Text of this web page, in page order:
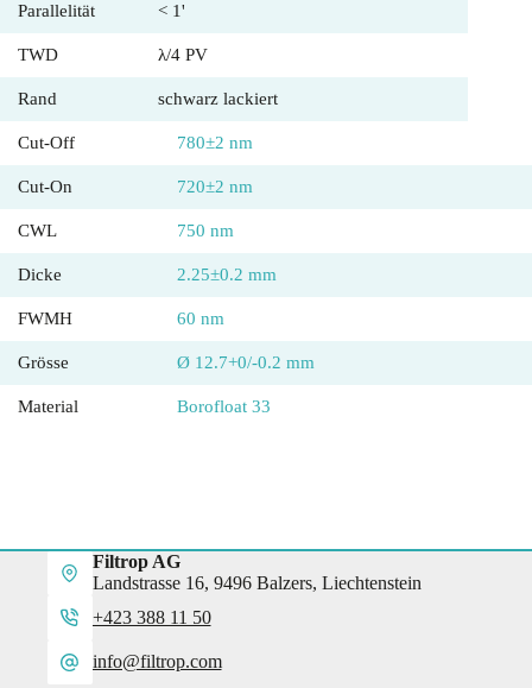
Parallelität < 1'
TWD λ/4 PV
Rand schwarz lackiert
Cut-Off 780±2 nm
Cut-On 720±2 nm
CWL 750 nm
Dicke 2.25±0.2 mm
FWMH 60 nm
Grösse Ø 12.7+0/-0.2 mm
Material Borofloat 33
Filtrop AG
Landstrasse 16, 9496 Balzers, Liechtenstein
+423 388 11 50
info@filtrop.com